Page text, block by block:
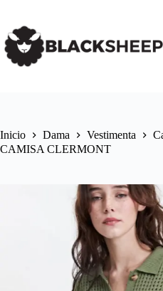
Inicio Dama Vestimenta
CAMISA CLERMONT